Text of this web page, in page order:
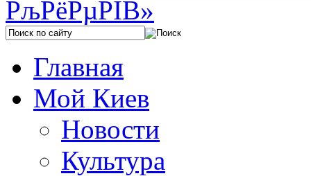
Главная
Мой Киев
Новости
Культура